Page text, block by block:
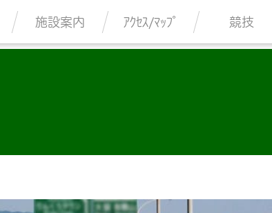
施設案内 ｱｸｾｽ/ﾏｯﾌﾟ 競技